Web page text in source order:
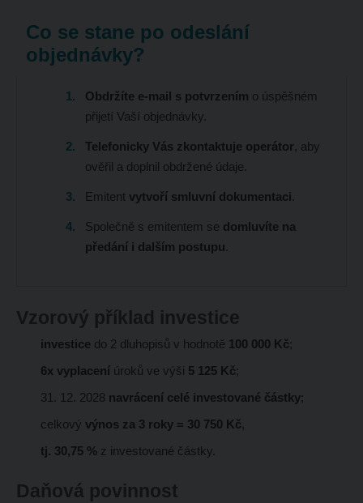
nepodařilo
odeslat.
Co se stane po odeslání
objednávky?
Obdržíte e-mail s potvrzením o úspěšném
přijetí Vaší objednávky.
Telefonicky Vás zkontaktuje operátor, aby
ověřil a doplnil obdržené údaje.
Emitent vytvoří smluvní dokumentaci.
Společně s emitentem se domluvíte na
předání i dalším postupu.
Vzorový příklad investice
investice do 2 dluhopisů v hodnotě 100 000 Kč;
6x vyplaceníúroků ve výši 5 125 Kč;
31. 12. 2028 navrácení celé investované částky;
celkový výnos za 3 roky = 30 750 Kč,
tj. 30,75 %z investované částky.
Daňová povinnost